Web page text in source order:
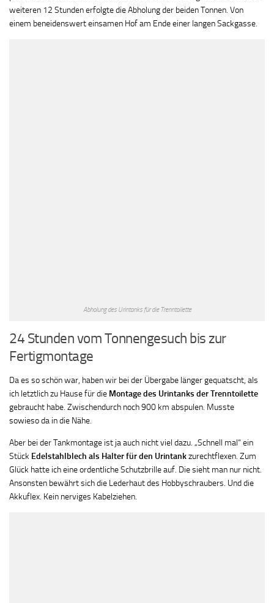
weiteren 12 Stunden erfolgte die Abholung der beiden Tonnen. Von
einem beneidenswert einsamen Hof am Ende einer langen Sackgasse.
Abholung des Urintanks für die Trenntoilette
24 Stunden vom Tonnengesuch bis zur
Fertigmontage
Da es so schön war, haben wir bei der Übergabe länger gequatscht, als
ich letztlich zu Hause für die Montage des Urintanks der Trenntoilette
gebraucht habe. Zwischendurch noch 900 km abspulen. Musste
sowieso da in die Nähe.
Aber bei der Tankmontage ist ja auch nicht viel dazu. „Schnell mal“ ein
Stück Edelstahlblech als Halter für den Urintankzurechtflexen. Zum
Glück hatte ich eine ordentliche Schutzbrille auf. Die sieht man nur nicht.
Ansonsten bewährt sich die Lederhaut des Hobbyschraubers. Und die
Akkuflex. Kein nerviges Kabelziehen.